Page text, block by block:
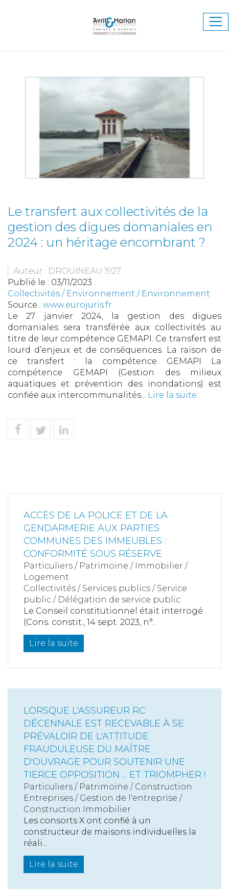
Le transfert aux collectivités de la
gestion des digues domaniales en
2024 : un héritage encombrant ?
Auteur : DROUINEAU 1927
Publié le : 03/11/2023
Collectivités / Environnement / Environnement
Source : www.eurojuris.fr
Le 27 janvier 2024, la gestion des digues
domaniales sera transférée aux collectivités au
titre de leur compétence GEMAPI. Ce transfert est
lourd d’enjeux et de conséquences. La raison de
ce transfert : la compétence GEMAPI La
compétence GEMAPI (Gestion des milieux
aquatiques et prévention des inondations) est
confiée aux intercommunalités... Lire la suite
ACCÈS DE LA POLICE ET DE LA
GENDARMERIE AUX PARTIES
COMMUNES DES IMMEUBLES :
CONFORMITÉ SOUS RÉSERVE
Particuliers / Patrimoine / Immobilier /
Logement
Collectivités / Services publics / Service
public / Délégation de service public
Le Conseil constitutionnel était interrogé
(Cons. constit., 14 sept. 2023, n°...
Lire la suite
LORSQUE L'ASSUREUR RC
DÉCENNALE EST RECEVABLE À SE
PRÉVALOIR DE L'ATTITUDE
FRAUDULEUSE DU MAÎTRE
D'OUVRAGE POUR SOUTENIR UNE
TIERCE OPPOSITION ... ET TRIOMPHER !
Particuliers / Patrimoine / Construction
Entreprises / Gestion de l'entreprise /
Construction Immobilier
Les consorts X ont confié à un
constructeur de maisons individuelles la
réali...
Lire la suite